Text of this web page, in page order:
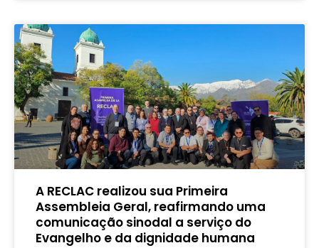
A RECLAC realizou sua Primeira
Assembleia Geral, reafirmando uma
comunicação sinodal a serviço do
Evangelho e da dignidade humana